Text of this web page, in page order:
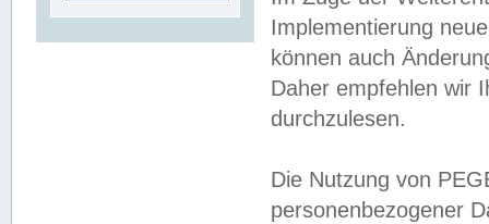
Implementierung
können auch
Daher empfehlen wir
durchzulesen.
Die Nutzung von
personenbezogener